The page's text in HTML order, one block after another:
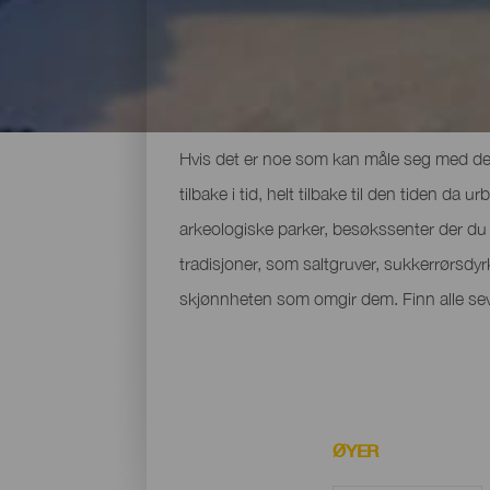
Hvis det er noe som kan måle seg med
tilbake i tid, helt tilbake til den tiden da
arkeologiske parker, besøkssenter der
tradisjoner, som saltgruver,
skjønnheten som omgir dem. Finn alle
ØYER